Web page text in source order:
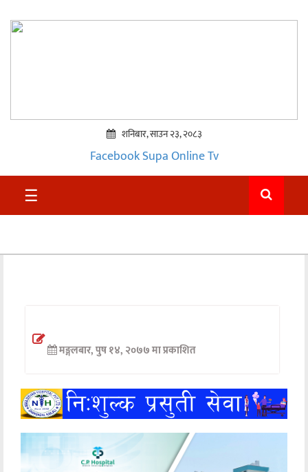
प्रमुख
समाचार
राजनीति
अन्तर्वार्ता
खेलकुद
मनोरञ्जन
अन्य
शनिबार, साउन २३, २०८३
FacebookSupa Online Tv
☰
मङ्गलबार, पुष १४, २०७७ मा प्रकाशित